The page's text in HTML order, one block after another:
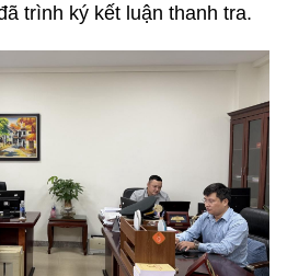
trình ký kết luận thanh tra.